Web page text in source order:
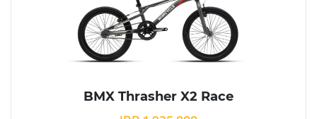
BMX Thrasher X2 Race